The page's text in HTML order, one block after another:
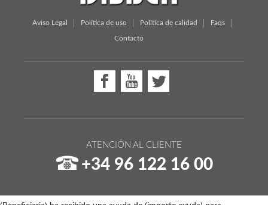
Aviso Legal Política de uso Política de calidad Faqs
Contacto
ATENCIÓN AL CLIENTE
+34 96 122 16 00